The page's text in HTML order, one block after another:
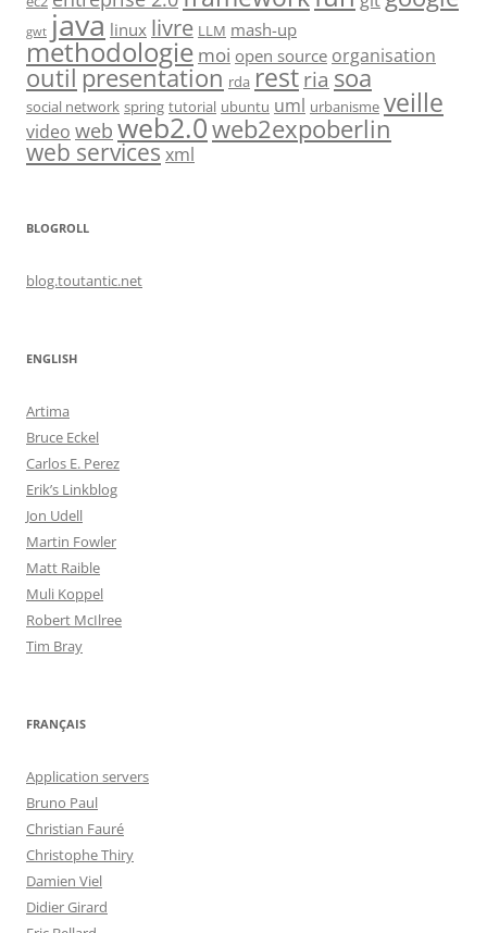
gwt java linux livre LLM mash-up
methodologie moi open source organisation
outil presentation rda restria soa
social network spring tutorial ubuntu uml urbanisme veille
video web web2.0web2expoberlin
web servicesxml
BLOGROLL
blog.toutantic.net
ENGLISH
Artima
Bruce Eckel
Carlos E. Perez
Erik’s Linkblog
Jon Udell
Martin Fowler
Matt Raible
Muli Koppel
Robert McIlree
Tim Bray
FRANÇAIS
Application servers
Bruno Paul
Christian Fauré
Christophe Thiry
Damien Viel
Didier Girard